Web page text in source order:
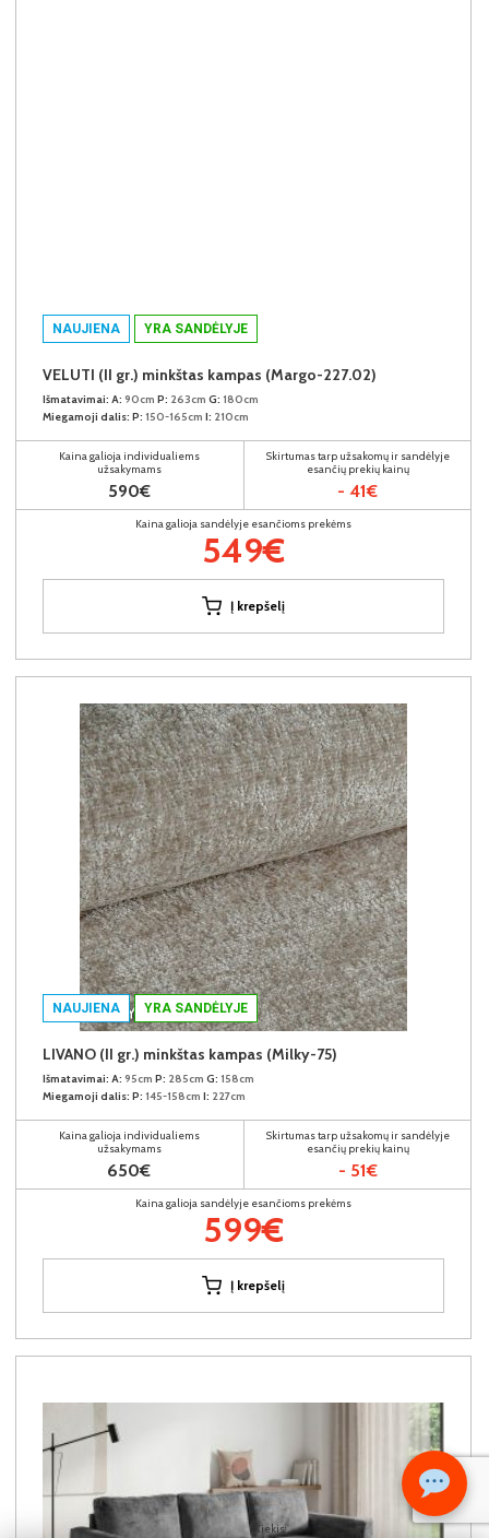
Kiekis:
NAUJIENA YRA SANDĖLYJE
VELUTI (II gr.) minkštas kampas (Margo-227.02)
Išmatavimai: A: 90cm P: 263cm G: 180cm
Miegamoji dalis: P: 150-165cm I: 210cm
Kaina galioja individualiems
užsakymams
590€
Skirtumas tarp užsakomų ir sandėlyje
esančių prekių kainų
- 41€
Kaina galioja sandėlyje esančioms prekėms
549€
Į krepšelį
NAUJIENA YRA SANDĖLYJE
LIVANO (II gr.) minkštas kampas (Milky-75)
Išmatavimai: A: 95cm P: 285cm G: 158cm
Miegamoji dalis: P: 145-158cm I: 227cm
Kaina galioja individualiems
užsakymams
650€
Skirtumas tarp užsakomų ir sandėlyje
esančių prekių kainų
- 51€
Kaina galioja sandėlyje esančioms prekėms
599€
Į krepšelį